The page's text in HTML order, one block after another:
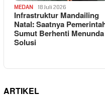
MEDAN 18 Juli 2026
Infrastruktur Mandailing
Natal: Saatnya
Sumut Berhenti Menunda
Solusi
ARTIKEL